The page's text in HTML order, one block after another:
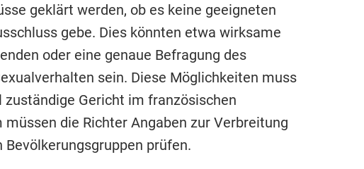
geklärt werden, ob es keine geeigneten
gebe. Dies könnten etwa wirksame
oder eine genaue Befragung des
sein. Diese Möglichkeiten muss
zuständige Gericht im französischen
die Richter Angaben zur Verbreitung
Bevölkerungsgruppen prüfen.